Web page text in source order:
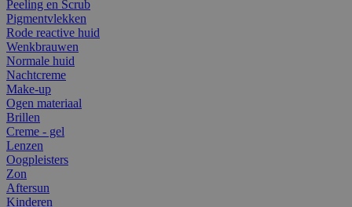
Peeling en Scrub
Pigmentvlekken
Rode reactive huid
Wenkbrauwen
Normale huid
Nachtcreme
Make-up
Ogen materiaal
Brillen
Creme - gel
Lenzen
Oogpleisters
Zon
Aftersun
Kinderen